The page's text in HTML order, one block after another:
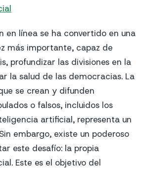
en línea se ha convertido en una
más importante, capaz de
profundizar las divisiones en la
la salud de las democracias. La
se crean y difunden
o falsos, incluidos los
artificial, representa un
embargo, existe un poderoso
este desafío: la propia
Este es el objetivo del